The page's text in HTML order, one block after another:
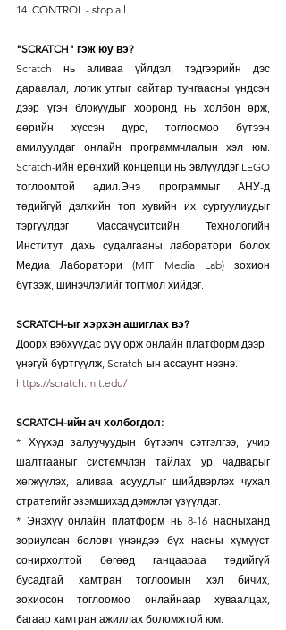
14. CONTROL - stop all
"SCRATCH" гэж юу вэ?
Scratch нь аливаа үйлдэл, тэдгээрийн дэс
дараалал, логик утгыг сайтар тунгаасны үндсэн
дээр үгэн блокуудыг хооронд нь холбон өрж,
өөрийн хүссэн дүрс, тоглоомоо бүтээн
амилуулдаг онлайн программчлалын хэл юм.
Scratch-ийн ерөнхий концепци нь эвлүүлдэг LEGO
тоглоомтой адил.Энэ программыг АНУ-д
төдийгүй дэлхийн топ хувийн их сургуулиудыг
тэргүүлдэг Массачуситсийн Технологийн
Институт дахь судалгааны лаборатори болох
Медиа Лаборатори (MIT Media Lab) зохион
бүтээж, шинэчлэлийг тогтмол хийдэг.
SCRATCH-ыг хэрхэн ашиглах вэ?
Доорх вэбхуудас руу орж онлайн платформ дээр
үнэгүй бүртгүүлж, Scratch-ын ассаунт нээнэ.
https://scratch.mit.edu/
SCRATCH-ийн ач холбогдол:
* Хүүхэд залуучуудын бүтээлч сэтгэлгээ, учир
шалтгааныг системчлэн тайлах ур чадварыг
хөгжүүлэх, аливаа асуудлыг шийдвэрлэх чухал
стратегийг эзэмшихэд дэмжлэг үзүүлдэг.
* Энэхүү онлайн платформ нь 8-16 насныханд
зориулсан боловч үнэндээ бүх насны хүмүүст
сонирхолтой бөгөөд ганцаараа төдийгүй
бусадтай хамтран тоглоомын хэл бичих,
зохиосон тоглоомоо онлайнаар хуваалцах,
багаар хамтран ажиллах боломжтой юм.